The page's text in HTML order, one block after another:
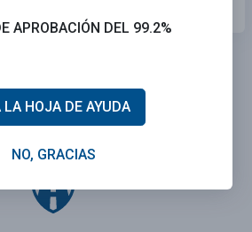
APROBACIÓN DEL 99.2%
LA HOJA DE AYUDA
NO, GRACIAS